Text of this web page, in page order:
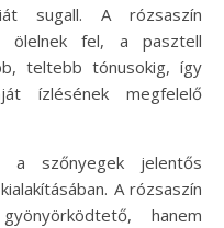
sugall. A rózsaszín
ölelnek fel, a pasztell
teltebb tónusokig, így
ízlésének megfelelő
a szőnyegek jelentős
A rózsaszín
hanem